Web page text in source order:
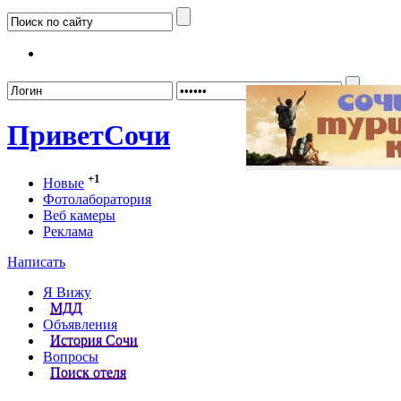
ПриветСочи
Новые +1
Фотолаборатория
Веб камеры
Реклама
Написать
Я Вижу
МДД
Объявления
История Сочи
Вопросы
Поиск отеля